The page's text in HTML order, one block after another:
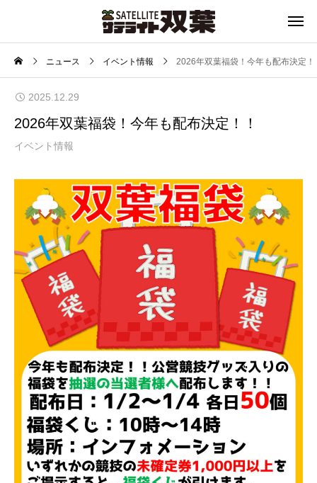
ニュース イベント情報 2026年双葉福袋！今年も配布決定！
2025.12.29
2026年双葉福袋！今年も配布決定！！
イベント情報